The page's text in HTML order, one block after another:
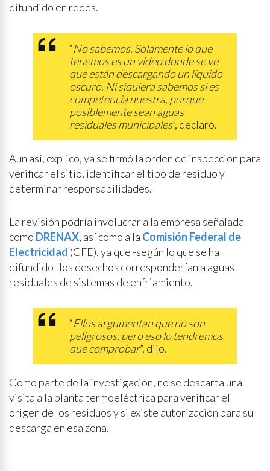
difundido en redes.
“No sabemos. Solamente lo que
tenemos es un video donde se ve
que están descargando un líquido
oscuro. Ni siquiera sabemos si es
competencia nuestra, porque
posiblemente sean aguas
residuales municipales”, declaró.
Aun así, explicó, ya se firmó la orden de inspección para
verificar el sitio, identificar el tipo de residuo y
determinar responsabilidades.
La revisión podría involucrar a la empresa señalada
como DRENAX, así como a la Comisión Federal de
Electricidad (CFE), ya que -según lo que se ha
difundido- los desechos corresponderían a aguas
residuales de sistemas de enfriamiento.
“Ellos argumentan que no son
peligrosos, pero eso lo tendremos
que comprobar”, dijo.
Como parte de la investigación, no se descarta una
visita a la planta termoeléctrica para verificar el
origen de los residuos y si existe autorización para su
descarga en esa zona.